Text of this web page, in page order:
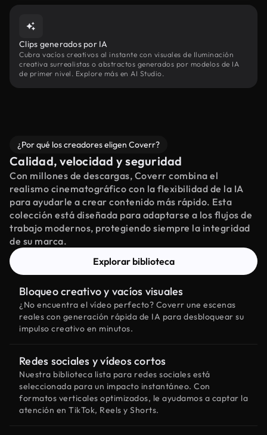
Clips generados por IA
Cubra vacíos creativos al instante con visuales de Iluminación
creativa surrealistas o abstractos generados por modelos de IA
de primer nivel. Explore más en AI Studio.
¿Por qué los creadores eligen Coverr?
Calidad, velocidad y seguridad
Con millones de descargas, Coverr combina el
realismo cinematográfico con la flexibilidad de la IA
para ayudarle a crear contenido más rápido. Esta
colección está diseñada para adaptarse a los flujos de
trabajo modernos, protegiendo siempre la integridad
de su marca.
Explorar biblioteca
Bloqueo creativo y vacíos visuales
¿No encuentra el vídeo perfecto? Coverr une escenas
reales con generación rápida de IA para desbloquear su
impulso creativo en minutos.
Redes sociales y vídeos cortos
Nuestra biblioteca lista para redes sociales está
seleccionada para un impacto instantáneo. Con
formatos verticales optimizados, le ayudamos a captar la
atención en TikTok, Reels y Shorts.